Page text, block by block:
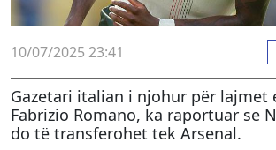
10/07/2025 23:41
Gazetari italian i njohur për lajmet
Fabrizio Romano, ka raportuar se
do të transferohet tek Arsenal.